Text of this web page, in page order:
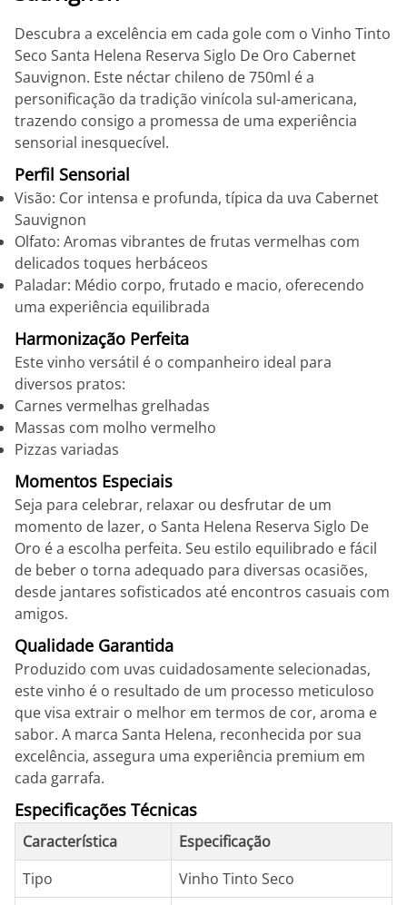
Descubra a excelência em cada gole com o Vinho Tinto
Seco Santa Helena Reserva Siglo De Oro Cabernet
Sauvignon. Este néctar chileno de 750ml é a
personificação da tradição vinícola sul-americana,
trazendo consigo a promessa de uma experiência
sensorial inesquecível.
Perfil Sensorial
Visão: Cor intensa e profunda, típica da uva Cabernet
Sauvignon
Olfato: Aromas vibrantes de frutas vermelhas com
delicados toques herbáceos
Paladar: Médio corpo, frutado e macio, oferecendo
uma experiência equilibrada
Harmonização Perfeita
Este vinho versátil é o companheiro ideal para
diversos pratos:
Carnes vermelhas grelhadas
Massas com molho vermelho
Pizzas variadas
Momentos Especiais
Seja para celebrar, relaxar ou desfrutar de um
momento de lazer, o Santa Helena Reserva Siglo De
Oro é a escolha perfeita. Seu estilo equilibrado e fácil
de beber o torna adequado para diversas ocasiões,
desde jantares sofisticados até encontros casuais com
amigos.
Qualidade Garantida
Produzido com uvas cuidadosamente selecionadas,
este vinho é o resultado de um processo meticuloso
que visa extrair o melhor em termos de cor, aroma e
sabor. A marca Santa Helena, reconhecida por sua
excelência, assegura uma experiência premium em
cada garrafa.
Especificações Técnicas
Característica
Especificação
Tipo
Vinho Tinto Seco